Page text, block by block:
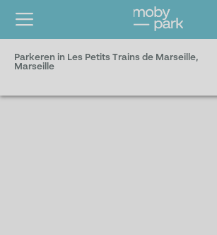
Parkeren in Les Petits Trains de Marseille,
Marseille